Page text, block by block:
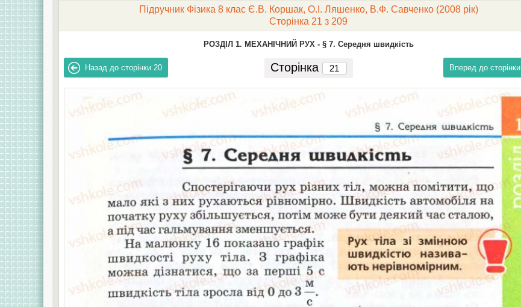
Підручник Фізика 8 клас Є.В. Коршак, О.І. Ляшенко, В.Ф. Савченко (2008 рік)
Сторінка 21 з 209
РОЗДІЛ 1. МЕХАНІЧНИЙ РУХ - § 7. Середня швидкість
Назад до сторінки 20 Сторінка Вперед до сторінки